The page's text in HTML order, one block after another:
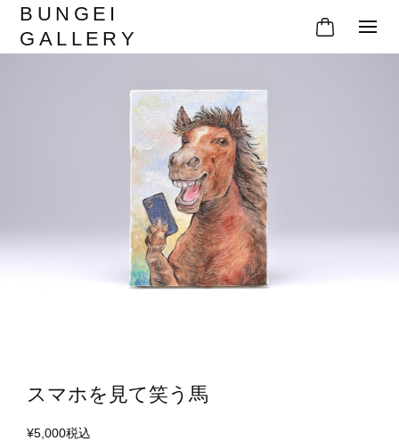
BUNGEI
GALLERY
スマホを見て笑う馬
¥5,000税込